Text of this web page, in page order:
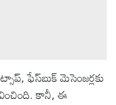
ఫేస్‌బుక్ మెసెంజర్లకు
కానీ, ఈ